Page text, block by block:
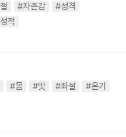
#자존감
#성격
적
#몸 #맛 #좌절
#온기